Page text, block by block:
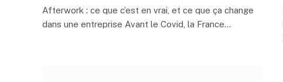
Afterwork : ce que c’est en vrai, et ce que ça change
dans une entreprise Avant le Covid, la France…